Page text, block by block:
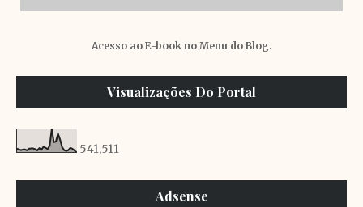
Acesso ao E-book no Menu do Blog.
Visualizações Do Portal
541,511
Adsense